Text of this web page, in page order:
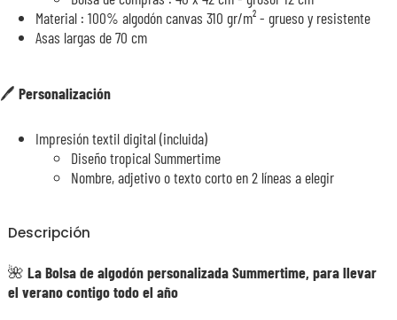
Material : 100% algodón canvas 310 gr/m² - grueso y resistente
Asas largas de 70 cm
🖊️ Personalización
Impresión textil digital (incluida)
Diseño tropical Summertime
Nombre, adjetivo o texto corto en 2 líneas a elegir
Descripción
🌺 La Bolsa de algodón personalizada Summertime, para llevar
el verano contigo todo el año